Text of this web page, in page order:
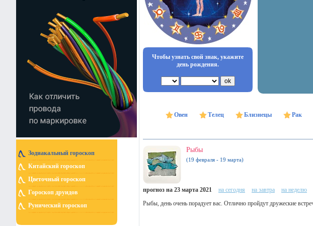
Зодиакальный гороскоп
Китайский гороскоп
Цветочный гороскоп
Гороскоп друидов
Рунический гороскоп
Чтобы узнать свой знак, укажите
день рождения.
Овен Телец Близнецы Рак
Рыбы
(19 февраля - 19 марта)
прогноз на 23 марта 2021 на сегодня на завтра на неделю
Рыбы, день очень порадует вас. Отлично пройдут дружеские